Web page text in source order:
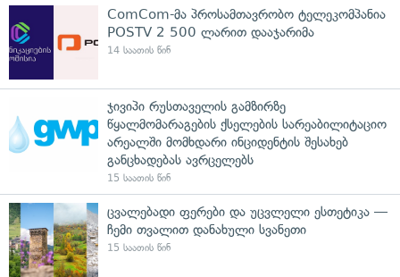
ComCom-მა პროსამთავრობო ტელეკომპანია
POSTV 2 500 ლარით დააჯარიმა
14 საათის წინ
ჯივიპი რუსთაველის გამზირზე
წყალმომარაგების ქსელების სარეაბილიტაციო
არეალში მომხდარი ინციდენტის შესახებ
განცხადებას ავრცელებს
15 საათის წინ
ცვალებადი ფერები და უცვლელი ესთეტიკა —
ჩემი თვალით დანახული სვანეთი
15 საათის წინ